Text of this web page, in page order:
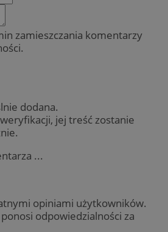
zamieszczania komentarzy
dodana.
jej treść zostanie
...
opiniami użytkowników.
odpowiedzialności za